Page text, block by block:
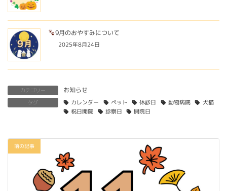
9月のおやすみについて
2025年8月24日
カテゴリー お知らせ
タグ カレンダー ペット 休診日 動物病院
犬猫
祝日開院
診察日 開院日
前の記事